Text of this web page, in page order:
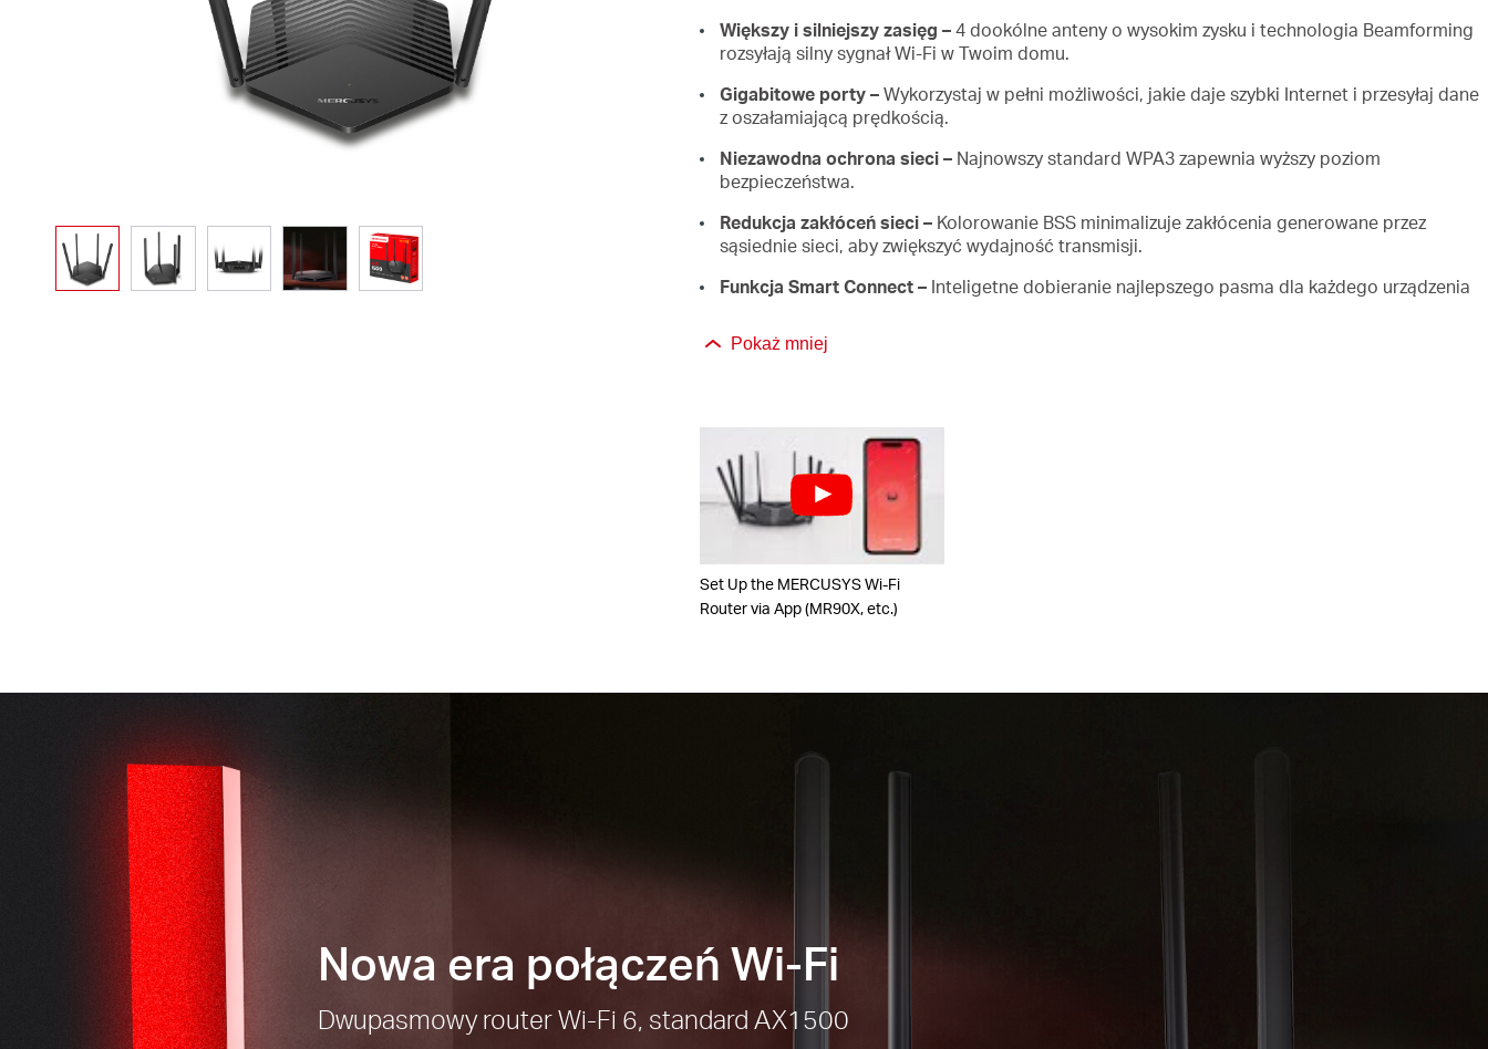
Większy i silniejszy zasięg –4 dookólne anteny o wysokim zysku i technologia Beamforming
rozsyłają silny sygnał Wi-Fi w Twoim domu.
Gigabitowe porty –Wykorzystaj w pełni możliwości, jakie daje szybki Internet i przesyłaj dane
z oszałamiającą prędkością.
Niezawodna ochrona sieci –Najnowszy standard WPA3 zapewnia wyższy poziom
bezpieczeństwa.
Redukcja zakłóceń sieci –Kolorowanie BSS minimalizuje zakłócenia generowane przez
sąsiednie sieci, aby zwiększyć wydajność transmisji.
Funkcja Smart Connect –Inteligetne dobieranie najlepszego pasma dla każdego urządzenia
Pokaż mniej
Set Up the MERCUSYS Wi-Fi
Router via App (MR90X, etc.)
Nowa era połączeń Wi-Fi
Dwupasmowy router Wi-Fi 6, standard AX1500